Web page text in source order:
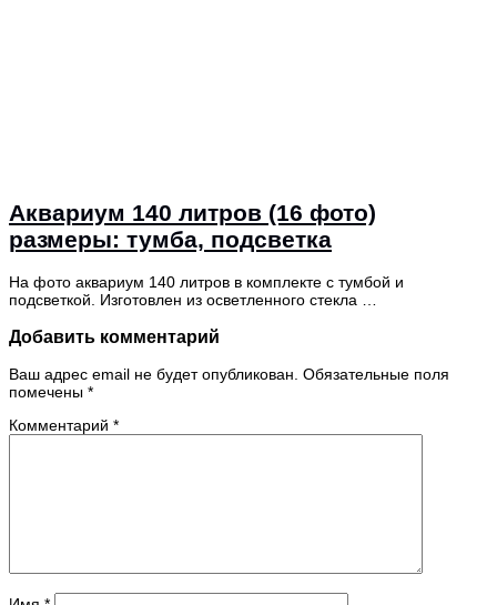
Аквариум 140 литров (16 фото)
размеры: тумба, подсветка
На фото аквариум 140 литров в комплекте с тумбой и
подсветкой. Изготовлен из осветленного стекла …
Добавить комментарий
Ваш адрес email не будет опубликован. Обязательные поля
помечены *
Комментарий *